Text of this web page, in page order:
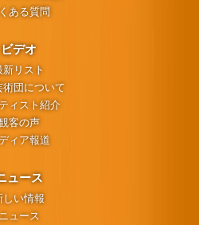
ある質問
ビデオ
新リスト
術団について
ィスト紹介
客の声
ィア報道
ュース
しい情報
ニュース